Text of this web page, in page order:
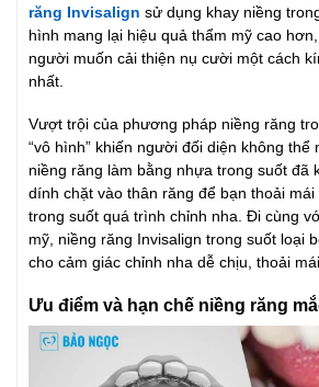
răng Invisalign sử dụng khay niềng
hình mang lại hiệu quả thẩm mỹ cao
người muốn cải thiện nụ cười một cách
nhất.
Vượt trội của phương pháp niềng răng
“vô hình” khiến người đối diện không thể
niềng răng làm bằng nhựa trong suốt đã
dính chặt vào thân răng để bạn thoải
trong suốt quá trình chỉnh nha. Đi cùng
mỹ, niềng răng Invisalign trong suốt loại
cho cảm giác chỉnh nha dễ chịu, thoải
Ưu điểm và hạn chế niềng răng